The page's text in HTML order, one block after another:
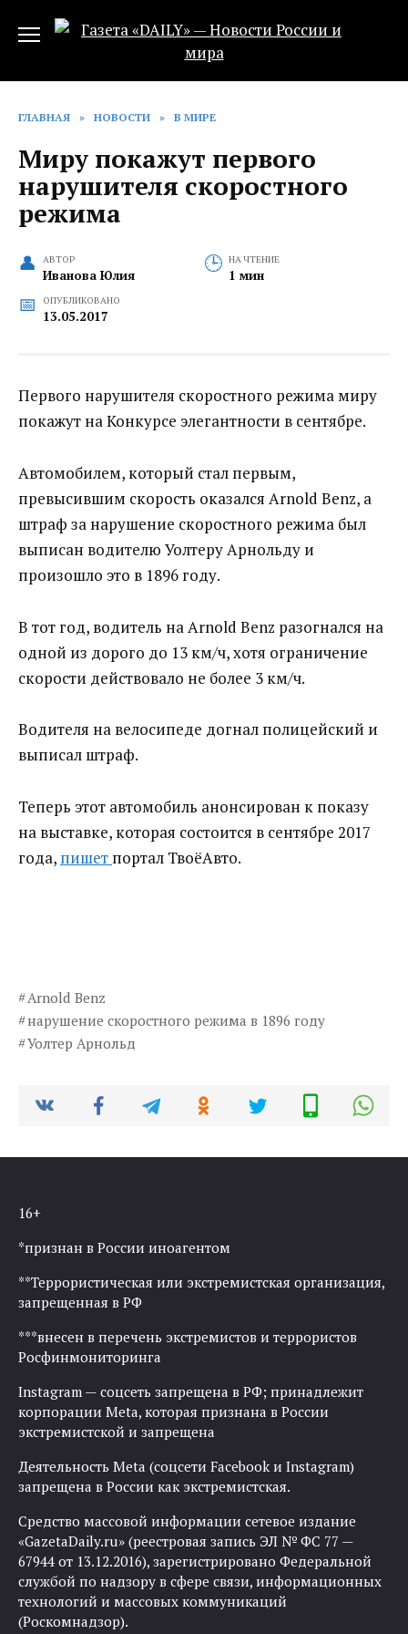
ГЛАВНАЯ » НОВОСТИ » В МИРЕ
Миру покажут первого
нарушителя скоростного
режима‍
АВТОР
Иванова Юлия
НА ЧТЕНИЕ
1 мин
ОПУБЛИКОВАНО
13.05.2017
Первого нарушителя скоростного режима‍ миру
покажут на Конкурсе элегантности в сентябре.
Автомобилем, который стал первым,
превысившим скорость оказался Arnold Benz, а
штраф за нарушение скоростного режима был
выписан водителю Уолтеру Арнольду и
произошло это в 1896 году.
В тот год, водитель на Arnold Benz разогнался на
одной из дорого до 13 км/ч, хотя ограничение
скорости действовало не более 3 км/ч.
Водителя на велосипеде догнал полицейский и
выписал штраф.
Теперь этот автомобиль анонсирован к показу
на выставке, которая состоится в сентябре 2017
года, пишет портал ТвоёАвто.
Arnold Benz
нарушение скоростного режима в 1896 году
Уолтер Арнольд
16+
*признан в России иноагентом
**Террористическая или экстремистская организация,
запрещенная в РФ
***внесен в перечень экстремистов и террористов
Росфинмониторинга
Instagram — соцсеть запрещена в РФ; принадлежит
корпорации Meta, которая признана в России
экстремистской и запрещена
Деятельность Meta (соцсети Facebook и Instagram)
запрещена в России как экстремистская.
Средство массовой информации сетевое издание
«GazetaDaily.ru» (реестровая запись ЭЛ № ФС 77 —
67944 от 13.12.2016), зарегистрировано Федеральной
службой по надзору в сфере связи, информационных
технологий и массовых коммуникаций
(Роскомнадзор).